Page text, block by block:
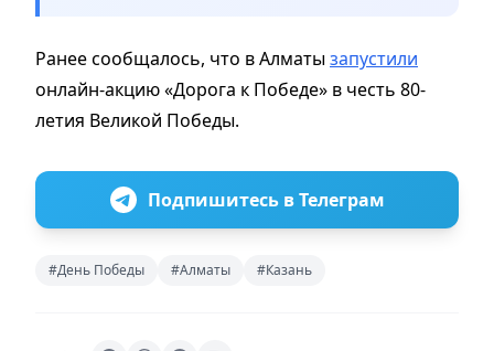
Ранее сообщалось, что в Алматызапустили
онлайн-акцию «Дорога к Победе» в честь 80-
летия Великой Победы.
Подпишитесь в Телеграм
#День Победы #Алматы #Казань